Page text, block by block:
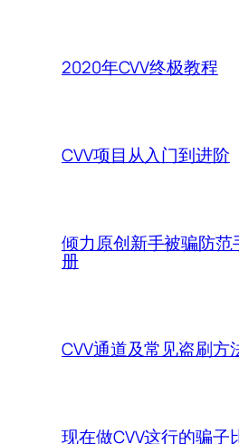
2020年CVV终极教程
CVV项目从入门到进阶
倾力原创新手被骗防范
册
CVV通道及常见盗刷方
现在做CVV这行的骗子